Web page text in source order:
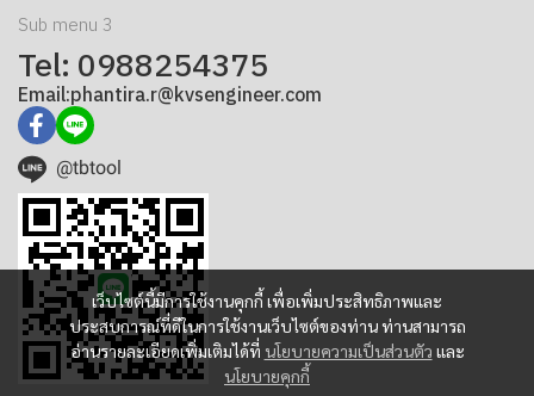
เว็บไซต์นี้มีการใช้งานคุกกี้ เพื่อเพิ่มประสิทธิภาพและ
ประสบการณ์ที่ดีในการใช้งานเว็บไซต์ของท่าน ท่านสามารถ
อ่านรายละเอียดเพิ่มเติมได้ที่ นโยบายความเป็นส่วนตัว และ
นโยบายคุกกี้
Sub menu 3
Tel: 0988254375
Email:phantira.r@kvsengineer.com
@tbtool